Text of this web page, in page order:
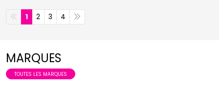
1 2 3 4
MARQUES
TOUTES LES MARQUES